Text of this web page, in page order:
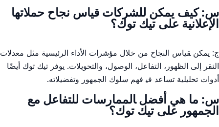
س: كيف يمكن للشركات ⁤قياس نجاح حملاتها
الإعلانية على تيك ⁤توك؟
ج: ⁤يمكن ‍قياس النجاح من خلال ‌مؤشرات الأداء‌ الرئيسية مثل معدلات
النقر إلى الظهور، التفاعل، الوصول، والتحويلات.⁢ يوفر تيك توك ‌أيضًا
أدوات تحليلية ⁢تساعد⁢ في‍ فهم سلوك ⁤الجمهور وتفضيلاته.
س: ما هي أفضل ‍الممارسات للتفاعل مع
الجمهور على تيك توك؟